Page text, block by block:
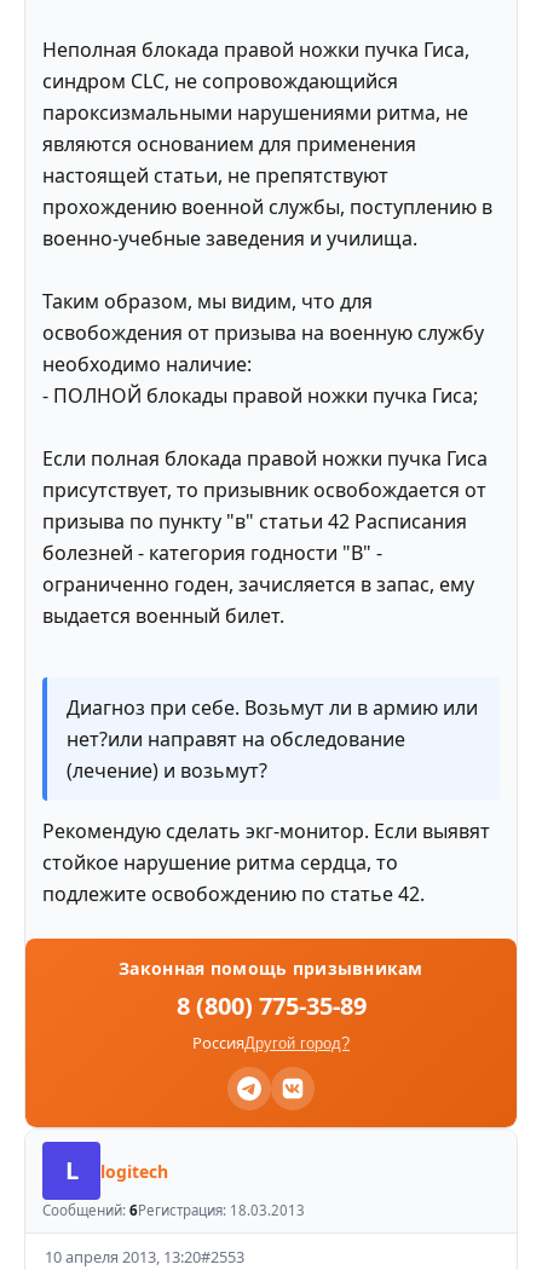
Неполная блокада правой ножки пучка Гиса,
синдром CLC, не сопровождающийся
пароксизмальными нарушениями ритма, не
являются основанием для применения
настоящей статьи, не препятствуют
прохождению военной службы, поступлению в
военно-учебные заведения и училища.
Таким образом, мы видим, что для
освобождения от призыва на военную службу
необходимо наличие:
- ПОЛНОЙ блокады правой ножки пучка Гиса;
Если полная блокада правой ножки пучка Гиса
присутствует, то призывник освобождается от
призыва по пункту "в" статьи 42 Расписания
болезней - категория годности "В" -
ограниченно годен, зачисляется в запас, ему
выдается военный билет.
Диагноз при себе. Возьмут ли в армию или
нет?или направят на обследование
(лечение) и возьмут?
Рекомендую сделать экг-монитор. Если выявят
стойкое нарушение ритма сердца, то
подлежите освобождению по статье 42.
Законная помощь призывникам
8 (800) 775-35-89
РоссияДругой город?
L logitech
Сообщений: 6Регистрация: 18.03.2013
10 апреля 2013, 13:20#2553